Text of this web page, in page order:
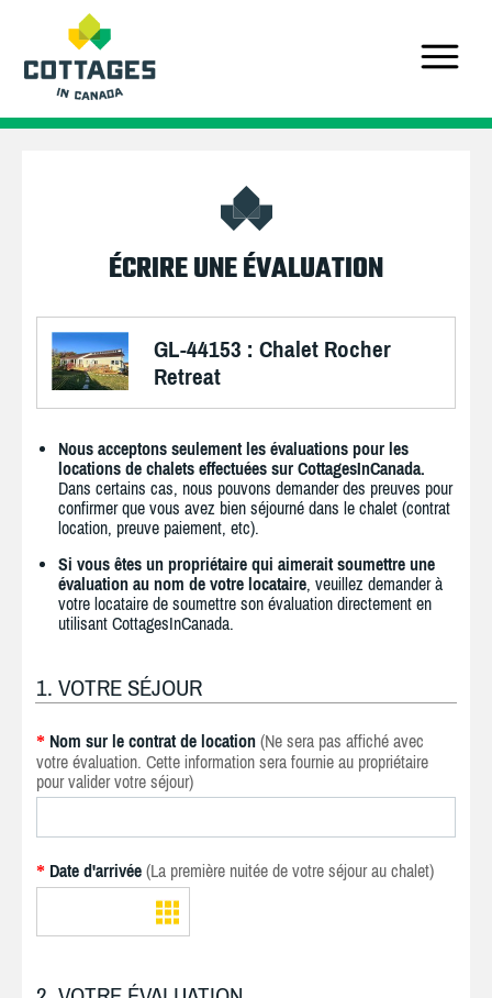
ÉCRIRE UNE ÉVALUATION
GL-44153 : Chalet Rocher
Retreat
Nous acceptons seulement les évaluations pour les
locations de chalets effectuées sur CottagesInCanada.
Dans certains cas, nous pouvons demander des preuves pour
confirmer que vous avez bien séjourné dans le chalet (contrat
location, preuve paiement, etc).
Si vous êtes un propriétaire qui aimerait soumettre une
évaluation au nom de votre locataire, veuillez demander à
votre locataire de soumettre son évaluation directement en
utilisant CottagesInCanada.
1. VOTRE SÉJOUR
* Nom sur le contrat de location (Ne sera pas affiché avec
votre évaluation. Cette information sera fournie au propriétaire
pour valider votre séjour)
* Date d'arrivée (La première nuitée de votre séjour au chalet)